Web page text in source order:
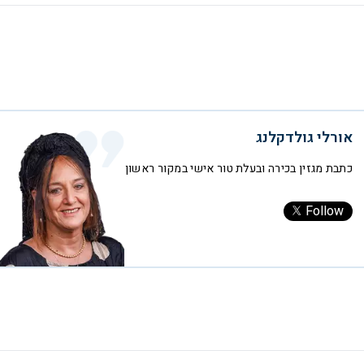
אורלי גולדקלנג
כתבת מגזין בכירה ובעלת טור אישי במקור ראשון
Follow